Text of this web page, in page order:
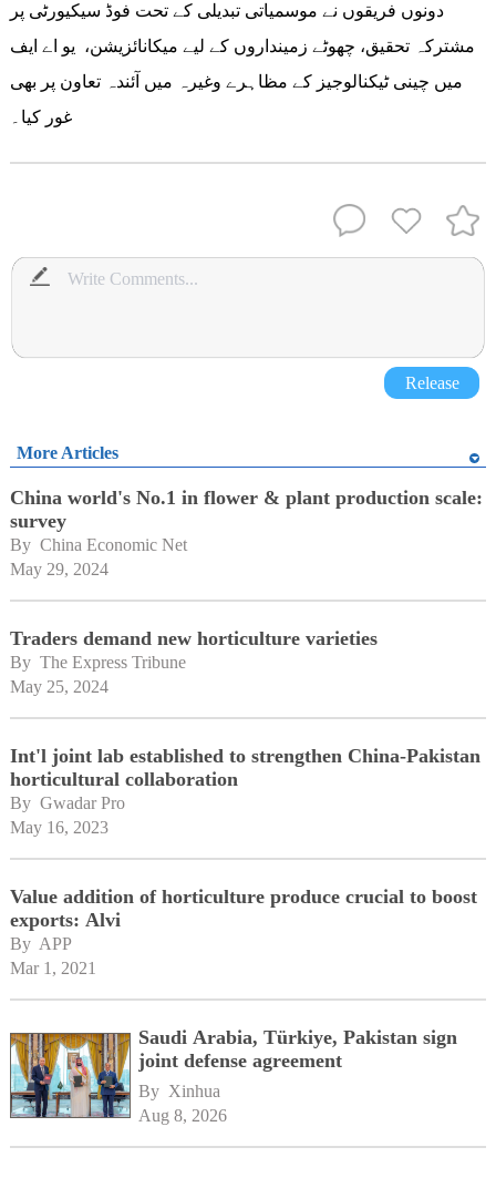
دونوں فریقوں نے موسمیاتی تبدیلی کے تحت فوڈ سیکیورٹی پر
مشترکہ تحقیق، چھوٹے زمینداروں کے لیے میکانائزیشن، یو اے ایف
میں چینی ٹیکنالوجیز کے مظاہرے وغیرہ میں آئندہ تعاون پر بھی
غور کیا۔
Release
More Articles
China world's No.1 in flower & plant production scale:
survey
By China Economic Net
May 29, 2024
Traders demand new horticulture varieties
By The Express Tribune
May 25, 2024
Int'l joint lab established to strengthen China-Pakistan
horticultural collaboration
By Gwadar Pro
May 16, 2023
Value addition of horticulture produce crucial to boost
exports: Alvi
By APP
Mar 1, 2021
Saudi Arabia, Türkiye, Pakistan sign
joint defense agreement
By Xinhua
Aug 8, 2026